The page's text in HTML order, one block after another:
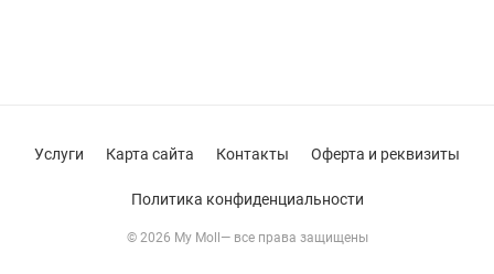
© 2026 My Moll— все права защищены
Услуги Карта сайта Контакты Оферта и реквизиты
Политика конфиденциальности